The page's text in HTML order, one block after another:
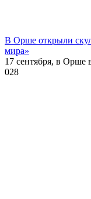
В Орше открыли
мира»
17 сентября, в Орше
028